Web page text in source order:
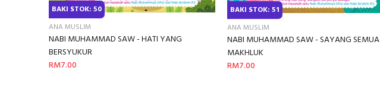
BAKI STOK: 50
ANA MUSLIM
NABI MUHAMMAD SAW - HATI YANG
BERSYUKUR
RM7.00
BAKI STOK: 51
ANA MUSLIM
NABI MUHAMMAD SAW - SAYANG SEMUA
MAKHLUK
RM7.00